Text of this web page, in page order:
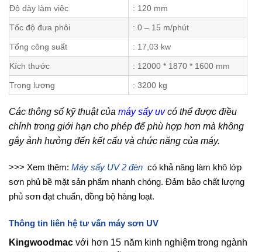
Độ dày làm việc : 120 mm
Tốc độ đưa phôi : 0 – 15 m/phút
Tổng công suất : 17,03 kw
Kích thước : 12000 * 1870 * 1600 mm
Trọng lượng : 3200 kg
Các thông số kỹ thuật của máy sấy uvcó thể được điều
chỉnh trong giới hạn cho phép để phù hợp hơn mà không
gây ảnh hưởng đến kết cấu và chức năng của máy.
>>> Xem thêm: Máy sấy UV 2 đèn có khả năng làm khô lớp
sơn phủ bề mặt sản phẩm nhanh chóng. Đảm bảo chất lượng
phủ sơn đạt chuẩn, đồng bộ hàng loạt.
Thông tin liên hệ tư vấn máy sơn UV
Kingwoodmac với hơn 15 năm kinh nghiệm trong ngành